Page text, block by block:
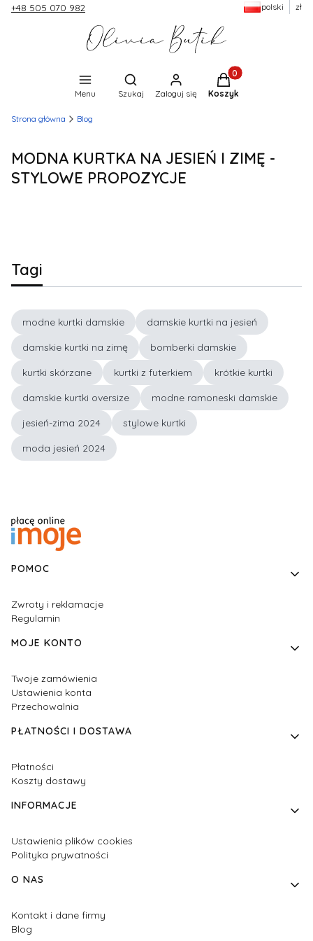
+48 505 070 982 polski zł
Menu
Otwórz wyszukiwarkę
Szukaj Zaloguj się
Produkty w
Koszyk
Strona główna Blog
MODNA KURTKA NA JESIEŃ I ZIMĘ -
STYLOWE PROPOZYCJE
Tagi
modne kurtki damskie
damskie kurtki na jesień
damskie kurtki na zimę
bomberki damskie
kurtki skórzane
kurtki z futerkiem
krótkie kurtki
damskie kurtki oversize
modne ramoneski damskie
jesień-zima 2024
stylowe kurtki
moda jesień 2024
Linki w stopce
POMOC
Zwroty i reklamacje
Regulamin
MOJE KONTO
Twoje zamówienia
Ustawienia konta
Przechowalnia
PŁATNOŚCI I DOSTAWA
Płatności
Koszty dostawy
INFORMACJE
Ustawienia plików cookies
Polityka prywatności
O NAS
Kontakt i dane firmy
Blog